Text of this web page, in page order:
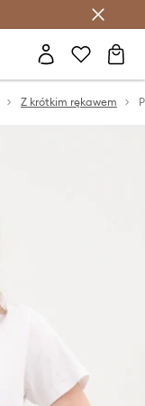
Z krótkim rękawem